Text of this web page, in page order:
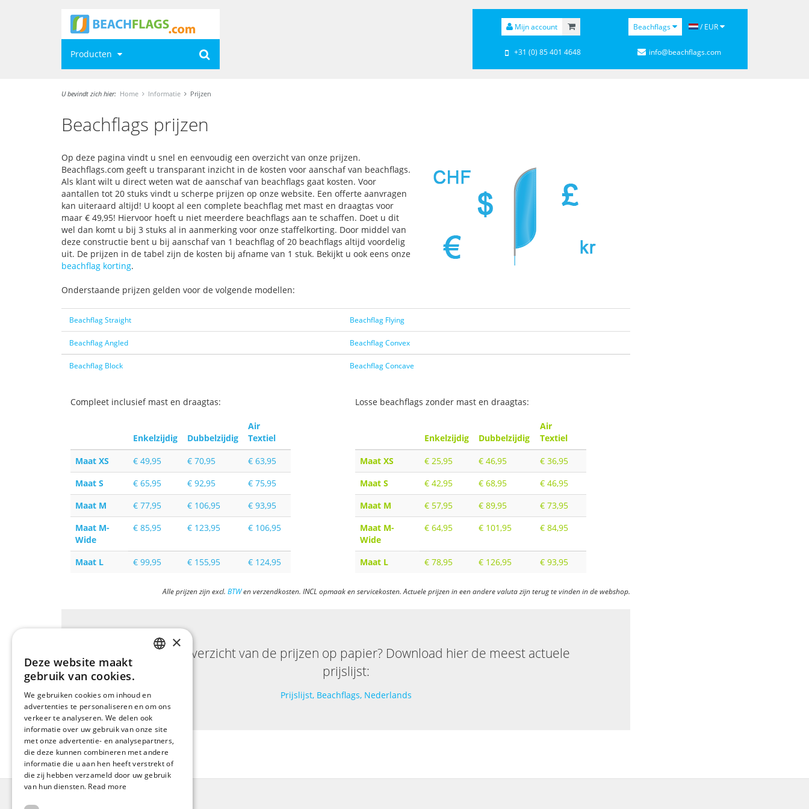
Producten
Mijn account Beachflags / EUR
+31 (0) 85 401 4648 info@beachflags.com
U bevindt zich hier: Home Informatie Prijzen
Beachflags prijzen
Op deze pagina vindt u snel en eenvoudig een overzicht van onze prijzen.
Beachflags.com geeft u transparant inzicht in de kosten voor aanschaf van beachflags.
Als klant wilt u direct weten wat de aanschaf van beachflags gaat kosten. Voor
aantallen tot 20 stuks vindt u scherpe prijzen op onze website. Een offerte aanvragen
kan uiteraard altijd! U koopt al een complete beachflag met mast en draagtas voor
maar € 49,95! Hiervoor hoeft u niet meerdere beachflags aan te schaffen. Doet u dit
wel dan komt u bij 3 stuks al in aanmerking voor onze staffelkorting. Door middel van
deze constructie bent u bij aanschaf van 1 beachflag of 20 beachflags altijd voordelig
uit. De prijzen in de tabel zijn de kosten bij afname van 1 stuk. Bekijkt u ook eens onze
beachflag korting.
Onderstaande prijzen gelden voor de volgende modellen:
Beachflag Straight Beachflag Flying
Beachflag Angled Beachflag Convex
Beachflag Block Beachflag Concave
Compleet inclusief mast en draagtas:
Enkelzijdig Dubbelzijdig
Air
Textiel
Maat XS
€ 49,95 € 70,95
€ 63,95
Maat S
€ 65,95 € 92,95
€ 75,95
Maat M
€ 77,95 € 106,95
€ 93,95
Maat M-
Wide
€ 85,95 € 123,95 € 106,95
Maat L € 99,95 € 155,95 € 124,95
Losse beachflags zonder mast en draagtas:
Enkelzijdig Dubbelzijdig
Air
Textiel
Maat XS
€ 25,95 € 46,95
€ 36,95
Maat S
€ 42,95 € 68,95
€ 46,95
Maat M
€ 57,95 € 89,95
€ 73,95
Maat M-
Wide
€ 64,95 € 101,95 € 84,95
Maat L € 78,95 € 126,95 € 93,95
Alle prijzen zijn excl. BTWen verzendkosten. INCL opmaak en servicekosten. Actuele prijzen in een andere valuta zijn terug te vinden in de webshop.
Liever een overzicht van de prijzen op papier? Download hier de meest actuele
prijslijst:
Prijslijst, Beachflags, Nederlands
GERMAN
FRENCH
×
Deze website maakt
gebruik van cookies.
We gebruiken cookies om inhoud en
advertenties te personaliseren en om ons
verkeer te analyseren. We delen ook
informatie over uw gebruik van onze site
met onze advertentie- en analysepartners,
die deze kunnen combineren met andere
informatie die u aan hen heeft verstrekt of
die zij hebben verzameld door uw gebruik
van hun diensten. Read more